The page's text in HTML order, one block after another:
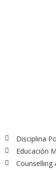
Disciplina
Educación
Counselling